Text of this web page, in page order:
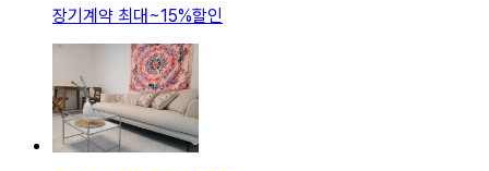
장기계약 최대~15%할인